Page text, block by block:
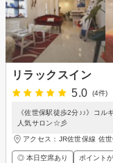
リラックスイン
5.0
(4件)
《佐世保駅徒歩2分♪♪》コ
人気サロン☆彡
アクセス：JR佐世保線 佐
◎ 本日空席あり ポイント